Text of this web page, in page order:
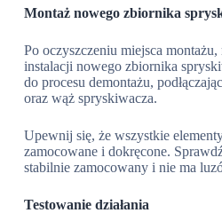
Montaż nowego zbiornika
Po oczyszczeniu miejsca
instalacji nowego zbiornika
do procesu demontażu,
oraz wąż spryskiwacza.
Upewnij się, że wszystkie
zamocowane i dokręcone.
stabilnie zamocowany i nie ma
Testowanie działania